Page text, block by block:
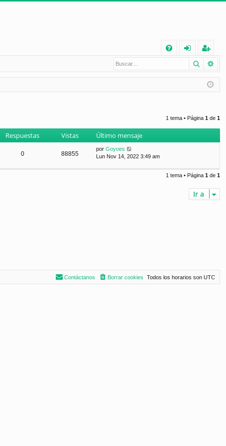
Q
nt
ifi
e
eg
ist
ra
Buscar
1 tema • Página 1 de 1
Respuestas Vistas Último mensaje
0 88855
por Goyoes
Lun Nov 14, 2022 3:49 am
1 tema • Página 1 de 1
Ir a
Todos los horarios son UTC
Borrar cookies
Contáctanos